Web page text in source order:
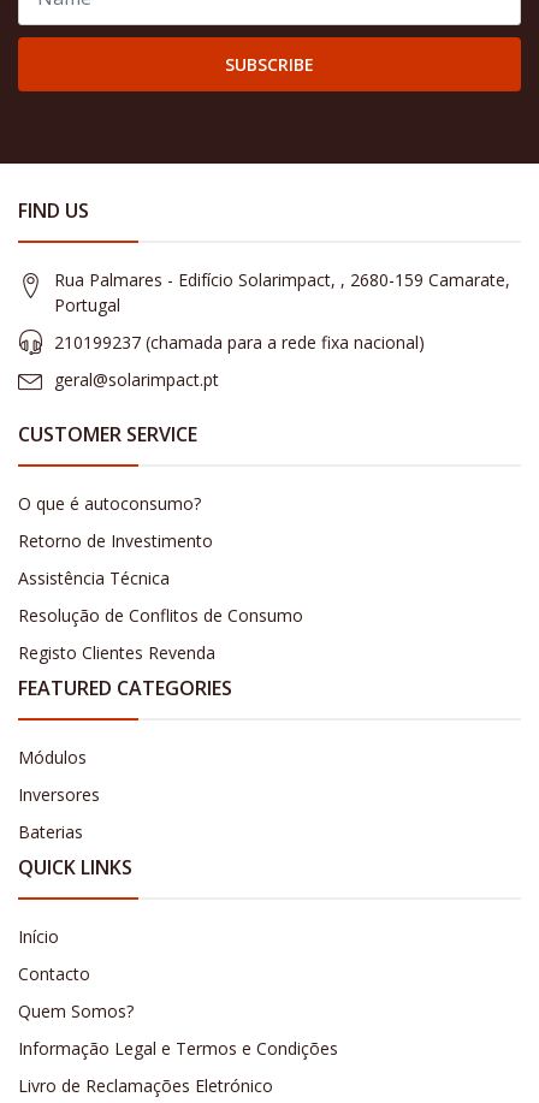
SUBSCRIBE
FIND US
Rua Palmares - Edifício Solarimpact, , 2680-159 Camarate,
Portugal
210199237 (​chamada para a rede fixa nacional)
geral@solarimpact.pt
CUSTOMER SERVICE
O que é autoconsumo?
Retorno de Investimento
Assistência Técnica
Resolução de Conflitos de Consumo
Registo Clientes Revenda
FEATURED CATEGORIES
Módulos
Inversores
Baterias
QUICK LINKS
Início
Contacto
Quem Somos?
Informação Legal e Termos e Condições
Livro de Reclamações Eletrónico